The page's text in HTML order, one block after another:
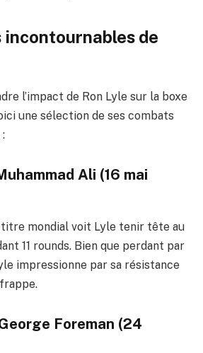
incontournables de
l’impact de Ron Lyle sur la boxe
une sélection de ses combats
Ali (16 mai
mondial voit Lyle tenir tête au
11 rounds. Bien que perdant par
impressionne par sa résistance
Foreman (24